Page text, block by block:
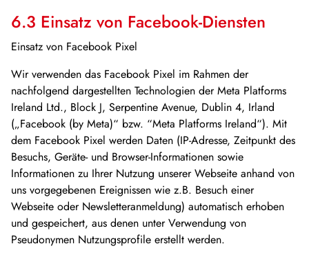
6.3 Einsatz von Facebook-Diensten
Einsatz von Facebook Pixel
Wir verwenden das Facebook Pixel im Rahmen der
nachfolgend dargestellten Technologien der Meta Platforms
Ireland Ltd., Block J, Serpentine Avenue, Dublin 4, Irland
(„Facebook (by Meta)“ bzw. “Meta Platforms Ireland“). Mit
dem Facebook Pixel werden Daten (IP-Adresse, Zeitpunkt des
Besuchs, Geräte- und Browser-Informationen sowie
Informationen zu Ihrer Nutzung unserer Webseite anhand von
uns vorgegebenen Ereignissen wie z.B. Besuch einer
Webseite oder Newsletteranmeldung) automatisch erhoben
und gespeichert, aus denen unter Verwendung von
Pseudonymen Nutzungsprofile erstellt werden.